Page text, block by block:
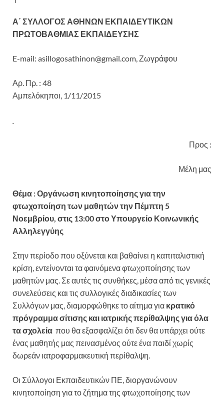
Α΄ ΣΥΛΛΟΓΟΣ ΑΘΗΝΩΝ ΕΚΠΑΙΔΕΥΤΙΚΩΝ
ΠΡΩΤΟΒΑΘΜΙΑΣ ΕΚΠΑΙΔΕΥΣΗΣ
E-mail: asillogosathinon@gmail.com, Ζωγράφου
Αρ. Πρ. : 48
Αμπελόκηποι, 1/11/2015
Προς :
Μέλη μας
Θέμα :Οργάνωση κινητοποίησης για την
φτωχοποίηση των μαθητών την Πέμπτη 5
Νοεμβρίου, στις 13:00 στο Υπουργείο Κοινωνικής
Αλληλεγγύης
Στην περίοδο που οξύνεται και βαθαίνει η καπιταλιστική
κρίση, εντείνονται τα φαινόμενα φτωχοποίησης των
μαθητών μας. Σε αυτές τις συνθήκες, μέσα από τις γενικές
συνελεύσεις και τις συλλογικές διαδικασίες των
Συλλόγων μας, διαμορφώθηκε το αίτημα για κρατικό
πρόγραμμα σίτισης και ιατρικής περίθαλψηςγια όλα
τα σχολεία που θα εξασφαλίζει ότι δεν θα υπάρχει ούτε
ένας μαθητής μας πεινασμένος ούτε ένα παιδί χωρίς
δωρεάν ιατροφαρμακευτική περίθαλψη.
Οι Σύλλογοι Εκπαιδευτικών ΠΕ, διοργανώνουν
κινητοποίηση για το ζήτημα της φτωχοποίησης των